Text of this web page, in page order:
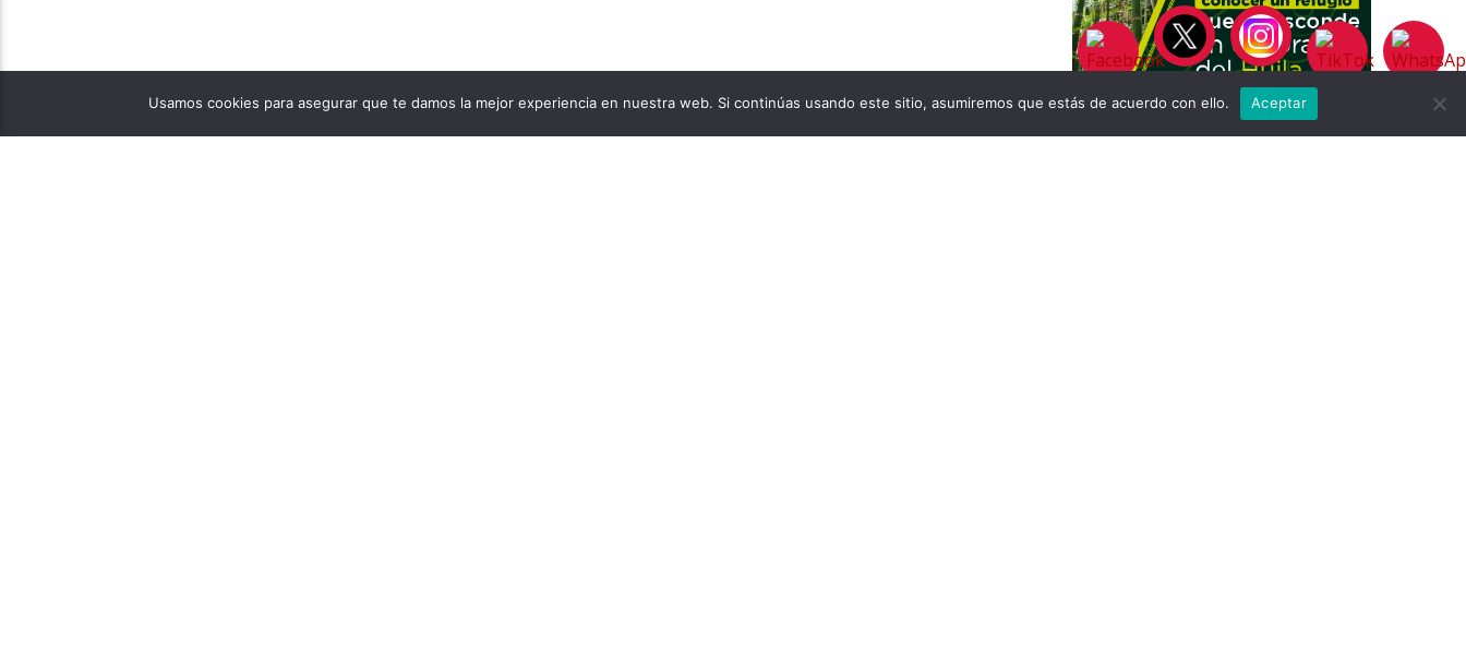
Usamos cookies para asegurar que te damos la mejor experiencia en nuestra web. Si continúas usando este sitio, asumiremos que estás de acuerdo con ello. Aceptar